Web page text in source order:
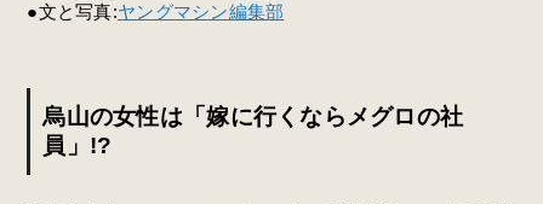
●文と写真:ヤングマシン編集部
烏山の女性は「嫁に行くならメグロの社
員」!?